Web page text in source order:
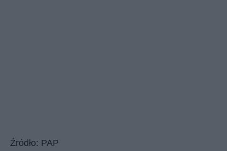
Źródło: PAP